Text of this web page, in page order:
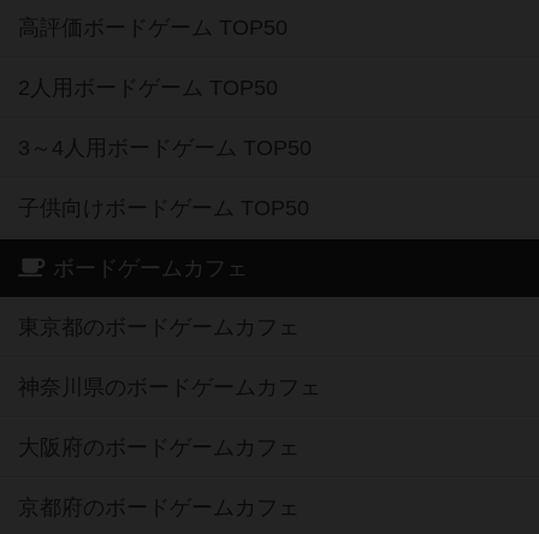
高評価ボードゲーム TOP50
2人用ボードゲーム TOP50
3～4人用ボードゲーム TOP50
子供向けボードゲーム TOP50
ボードゲームカフェ
東京都のボードゲームカフェ
神奈川県のボードゲームカフェ
大阪府のボードゲームカフェ
京都府のボードゲームカフェ